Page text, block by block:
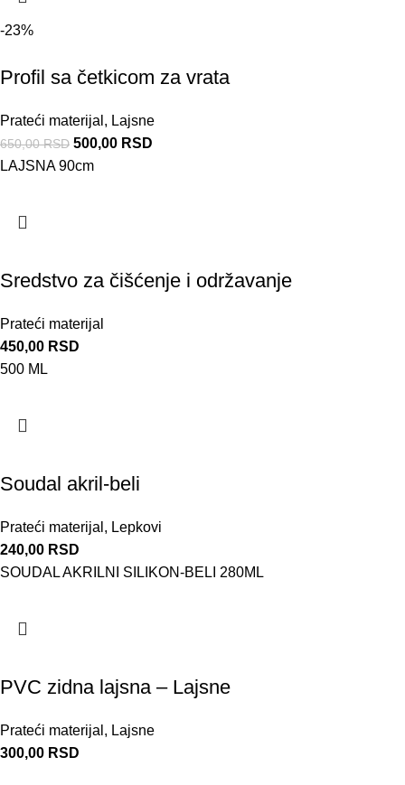
-23%
Profil sa četkicom za vrata
Prateći materijal , Lajsne
650,00RSD 500,00 RSD
LAJSNA 90cm
Sredstvo za čišćenje i održavanje
Prateći materijal
450,00 RSD
500 ML
Soudal akril-beli
Prateći materijal , Lepkovi
240,00 RSD
SOUDAL AKRILNI SILIKON-BELI 280ML
PVC zidna lajsna – Lajsne
Prateći materijal , Lajsne
300,00 RSD